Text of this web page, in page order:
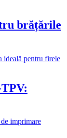
brățările